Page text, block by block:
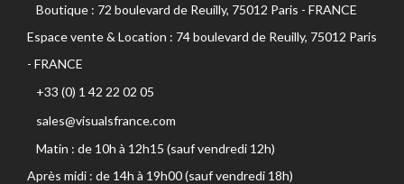
Boutique : 72 boulevard de Reuilly, 75012 Paris - FRANCE
Espace vente & Location : 74 boulevard de Reuilly, 75012 Paris
- FRANCE
+33 (0) 1 42 22 02 05
sales@visualsfrance.com
Matin : de 10h à 12h15 (sauf vendredi 12h)
Après midi : de 14h à 19h00 (sauf vendredi 18h)